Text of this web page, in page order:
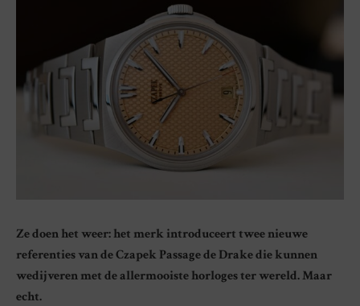
Ze doen het weer: het merk introduceert twee nieuwe
referenties van de Czapek Passage de Drake die kunnen
wedijveren met de allermooiste horloges ter wereld. Maar
echt.